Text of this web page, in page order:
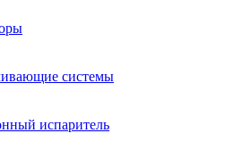
системы
испаритель